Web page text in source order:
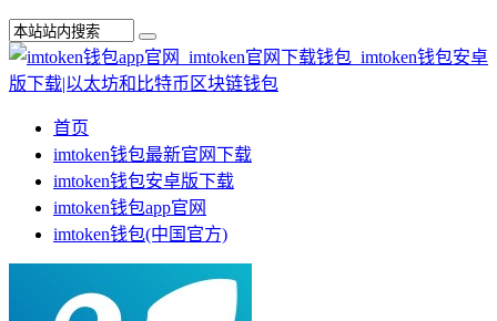
首页
imtoken钱包最新官网下载
imtoken钱包安卓版下载
imtoken钱包app官网
imtoken钱包(中国官方)